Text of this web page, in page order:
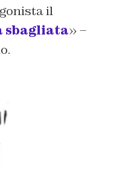
il
sbagliata» –